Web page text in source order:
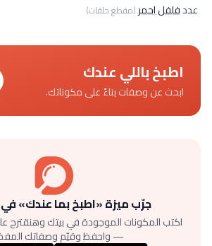
عددفلفل احمر (مقطع حلقات)
اطبخ باللي عندك
ابحث عن وصفات بناءً على مكوناتك.
جرّب ميزة «اطبخ بما عندك»
اكتب المكونات الموجودة في بيتك وهنقترح
— واحفظ وقيّم وصفاتك